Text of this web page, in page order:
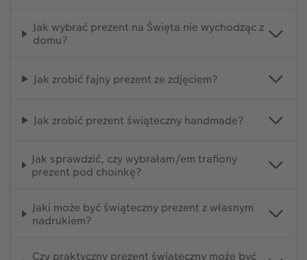
Jak wybrać prezent na Święta nie wychodząc z
domu?
Jak zrobić fajny prezent ze zdjęciem?
Jak zrobić prezent świąteczny handmade?
Jak sprawdzić, czy wybrałam/em trafiony
prezent pod choinkę?
Jaki może być świąteczny prezent z własnym
nadrukiem?
Czy praktyczny prezent świąteczny może być